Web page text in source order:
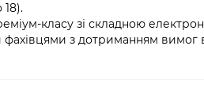
18).
класу зі складною
з дотриманням вимог